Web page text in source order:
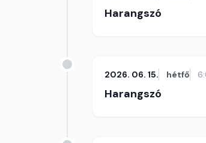
Harangszó
2026. 06. 15. hétfő
Harangszó